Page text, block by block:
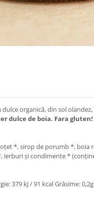
organică, din sol
dulce de boia. Fara gluten!
*, sirop de porumb *, boia
și condimente *
379 kJ / 91 kcal Grăsime: